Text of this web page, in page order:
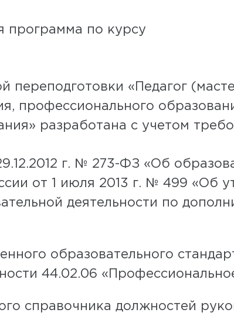
программа по курсу
переподготовки «Педагог
профессионального
разработана с учетом
г. № 273-ФЗ «Об
от 1 июля 2013 г. № 499 «Об
деятельности по
образовательного
44.02.06
справочника должностей